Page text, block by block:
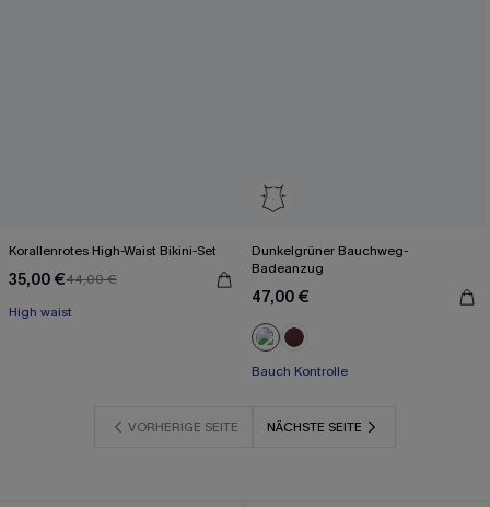
Korallenrotes High-Waist Bikini-Set
35,00 €44,00 €
High waist
Dunkelgrüner Bauchweg-
Badeanzug
47,00 €
Bauch Kontrolle
VORHERIGE SEITE NÄCHSTE SEITE